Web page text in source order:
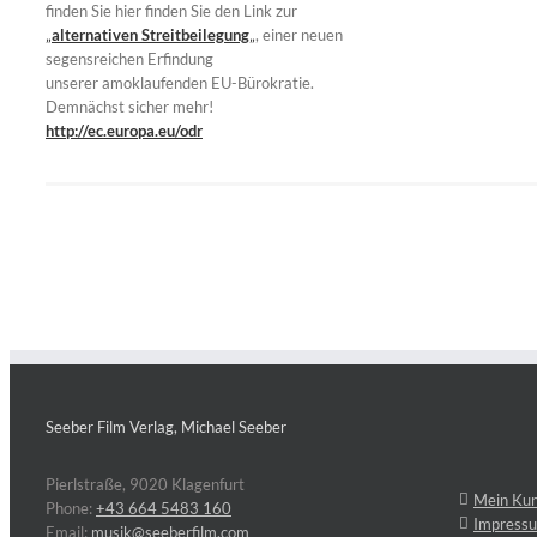
finden Sie hier finden Sie den Link zur
„alternativen Streitbeilegung„, einer neuen
segensreichen Erfindung
unserer amoklaufenden EU-Bürokratie.
Demnächst sicher mehr!
http://ec.europa.eu/odr
Seeber Film Verlag, Michael Seeber
Pierlstraße, 9020 Klagenfurt
Phone:+43 664 5483 160
Email: musik@seeberfilm.com
Mein